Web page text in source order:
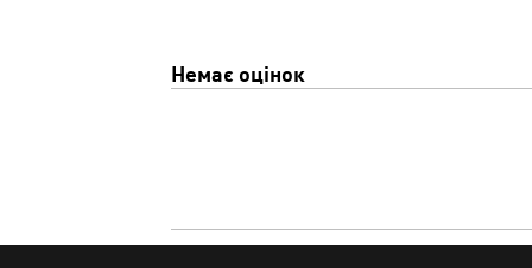
Немає оцінок